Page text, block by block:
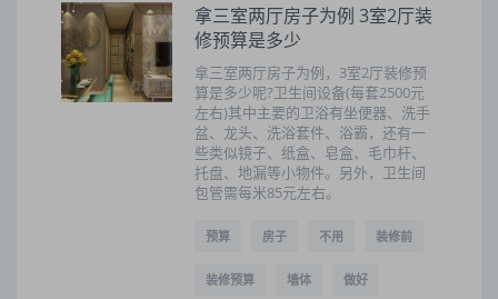
拿三室两厅房子为例 3室2厅装
修预算是多少
拿三室两厅房子为例，3室2厅装修预
算是多少呢?卫生间设备(每套2500元
左右)其中主要的卫浴有坐便器、洗手
盆、龙头、洗浴套件、浴霸，还有一
些类似镜子、纸盒、皂盒、毛巾杆、
托盘、地漏等小物件。另外，卫生间
包管需每米85元左右。
预算 房子 不用 装修前
装修预算 墙体 做好